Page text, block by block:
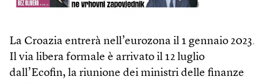
La Croazia entrerà nell’eurozona il 1 gennaio 2023.
Il via libera formale è arrivato il 12 luglio
dall’Ecofin, la riunione dei ministri delle finanze